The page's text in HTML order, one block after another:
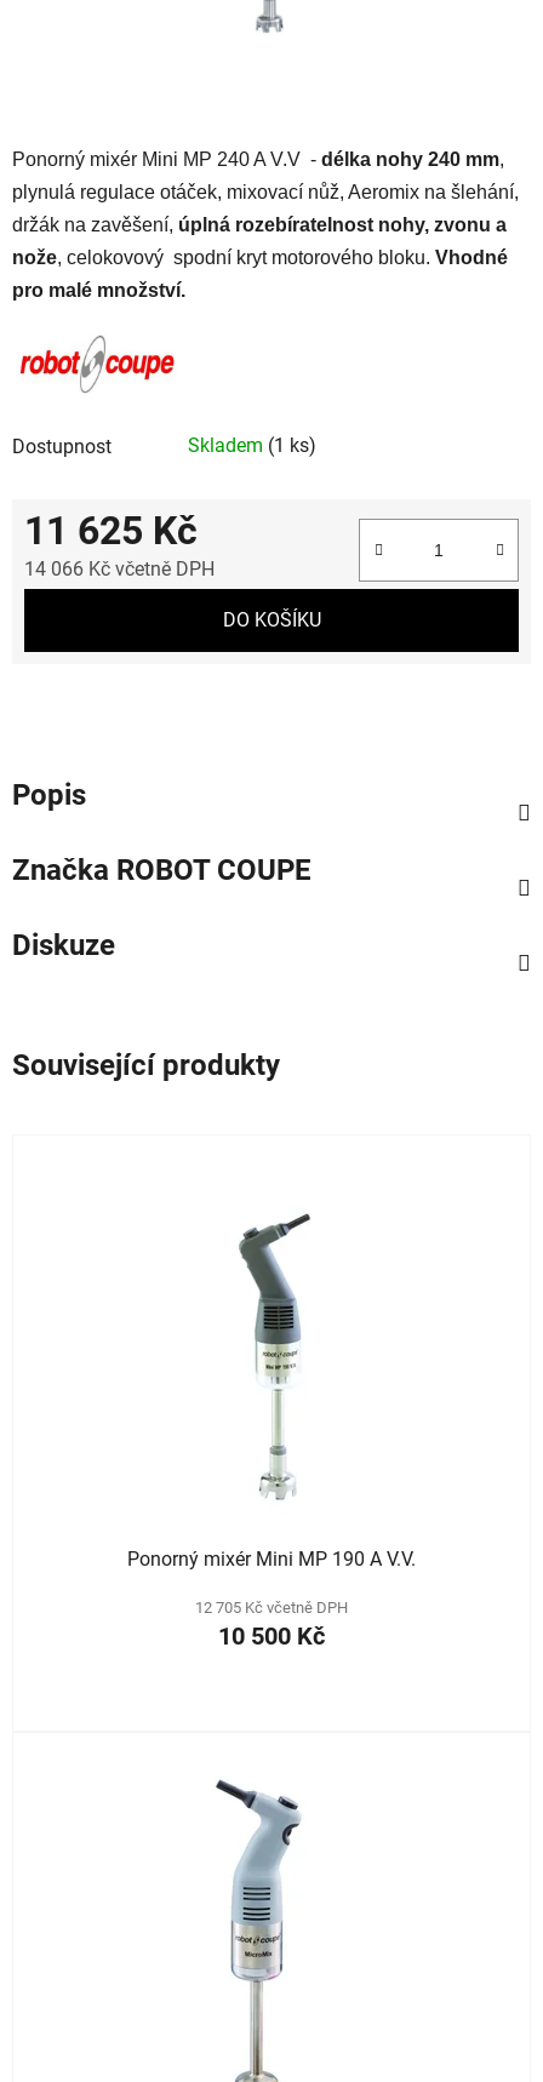
Ponorný mixér Mini MP 240 A V.V - délka nohy 240 mm,
plynulá regulace otáček, mixovací nůž, Aeromix na šlehání,
držák na zavěšení, úplná rozebíratelnost nohy, zvonu a
nože, celokovový spodní kryt motorového bloku. Vhodné
pro malé množství.
Dostupnost Skladem (1 ks)
11 625 Kč
14 066 Kč včetně DPH
DO KOŠÍKU
Popis
Značka ROBOT COUPE
Diskuze
Související produkty
Ponorný mixér Mini MP 190 A V.V.
12 705 Kč včetně DPH
10 500 Kč